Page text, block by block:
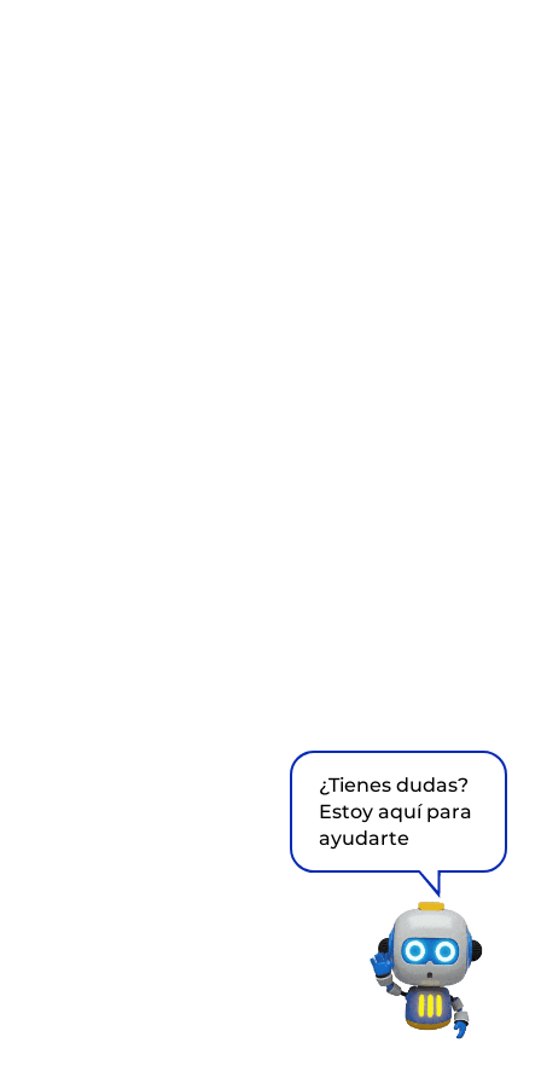
¿Tienes dudas?
Estoy aquí para
ayudarte